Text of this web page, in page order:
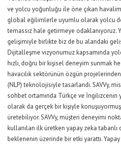
ve yolcu yoğunluğu ile öne çıkan
global eğilimlerle uyumlu olarak yolcu
temassız hale getirmeye odaklanıyoruz.
gelişimiyle birlikte biz de bu alandaki
Dijitalleşme vizyonumuz kapsamında
hızlı, doğru bir kişisel deneyim sunmak
havacılık sektörünün özgün
(NLP) teknolojisiyle tasarlandı. SAVVy,
sohbet ortamında Türkçe ve İngilizcenin
olarak da gerçek bir kişiyle
üretebiliyor. SAVVy, müşteri deneyimi
kullanılan ilk üretken yapay zeka tabanlı
beklenenin üzerinde bir etki yarattı.